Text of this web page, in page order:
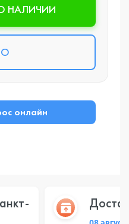
НАЛИЧИИ
онлайн